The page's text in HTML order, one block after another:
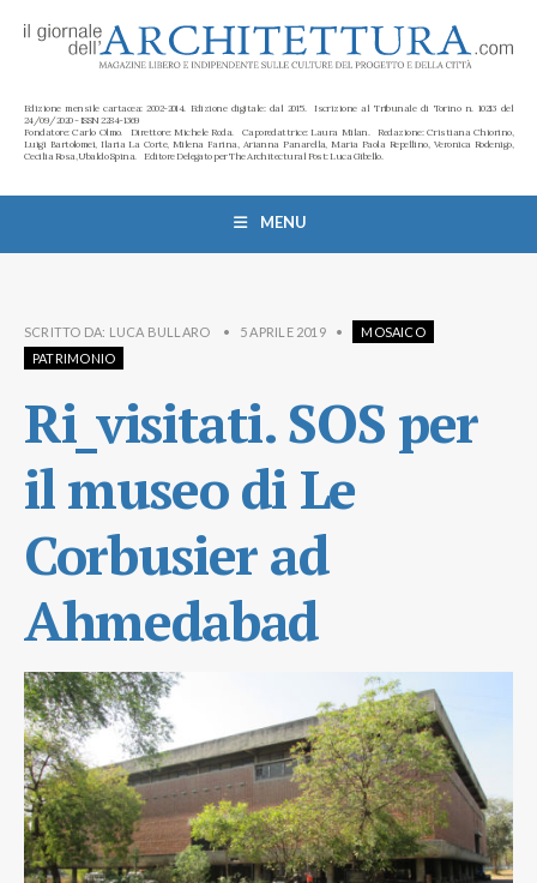
Edizione mensile cartacea: 2002-2014. Edizione digitale: dal 2015. Iscrizione al Tribunale di Torino n. 10213 del
24/09/2020 - ISSN 2284-1369
Fondatore: Carlo Olmo. Direttore: Michele Roda. Caporedattrice: Laura Milan. Redazione: Cristiana Chiorino,
Luigi Bartolomei, Ilaria La Corte, Milena Farina, Arianna Panarella, Maria Paola Repellino, Veronica Rodenigo,
Cecilia Rosa, Ubaldo Spina. Editore Delegato per The Architectural Post: Luca Gibello.
MENU
SCRITTO DA: LUCA BULLARO • 5 APRILE 2019 •
MOSAICO
PATRIMONIO
Ri_visitati. SOS per
il museo di Le
Corbusier ad
Ahmedabad